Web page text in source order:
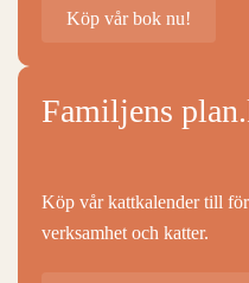
Köp vår bok nu!
Familjens
Köp vår kattkalender till
verksamhet och katter.